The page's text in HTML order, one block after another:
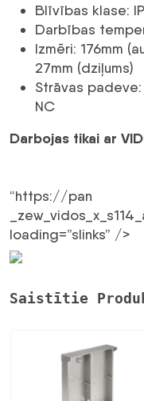
Blīvības klase:
Darbības
Izmēri: 176mm
27mm (dziļums)
Strāvas
NC
Darbojas tikai ar
“https://pan
loading=”slinks” />
Saistītie